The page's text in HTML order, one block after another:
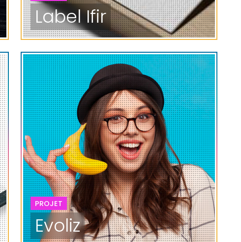
Label Ifir
PROJET
Evoliz